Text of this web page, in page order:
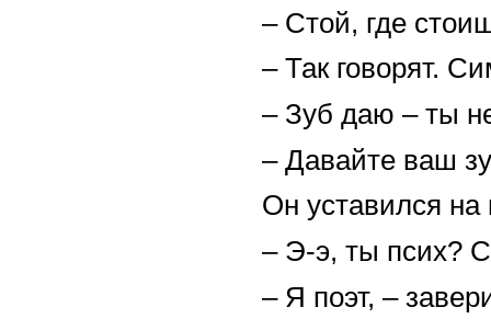
– Стой, где
– Так говорят.
– Зуб даю – ты
– Давайте ваш
Он уставился на
– Э-э, ты псих?
– Я поэт, –